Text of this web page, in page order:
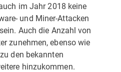
im Jahr 2018 keine
und Miner-Attacken
Auch die Anzahl von
zunehmen, ebenso wie
den bekannten
hinzukommen.